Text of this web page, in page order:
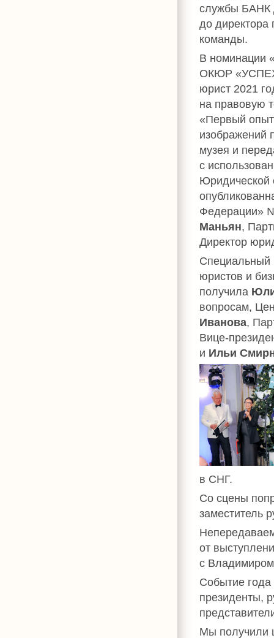
службы БАНК
до директора
команды.
В номинации
ОКЮР
юрист 2021
на правовую
«Первый
изображений
музея и
с
Юридической
Федерации»
Маньян,
Директор
Специальный
юристов и
получила
вопросам,
Иванова,
Вице-
и Ильи
в СНГ.
Со сцены
заместитель
от
с
Событие
президенты,
Мы получили